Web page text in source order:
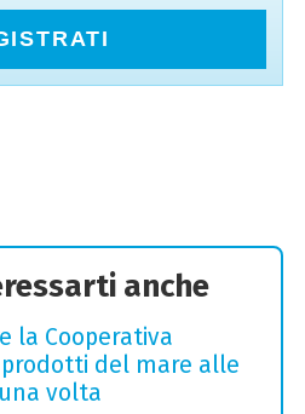
anche
la Cooperativa
prodotti del mare alle
volta